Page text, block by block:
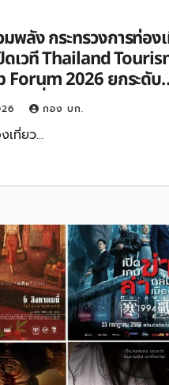
มพลัง กระทรวงการท่อง
ดเวที Thailand
Forum 2026 ยกระดับ
งเที่ยวไทย
กอง บก.
เที่ยว…